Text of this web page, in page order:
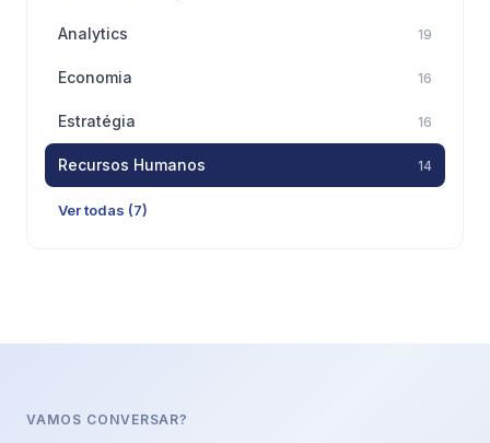
Analytics 19
Economia 16
Estratégia 16
Recursos Humanos 14
Ver todas (7)
VAMOS CONVERSAR?